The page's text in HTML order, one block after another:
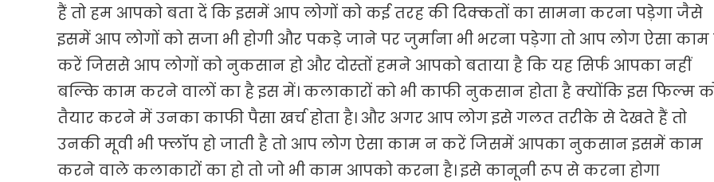
हैं तो हम आपको बता दें कि इसमें आप लोगों को कई तरह की दिक्कतों का सामना करना पड़ेगा जैसे
इसमें आप लोगों को सजा भी होगी और पकड़े जाने पर जुर्माना भी भरना पड़ेगा तो आप लोग ऐसा
करें जिससे आप लोगों को नुकसान हो और दोस्तों हमने आपको बताया है कि यह सिर्फ आपका नहीं
बल्कि काम करने वालों का है इस में। कलाकारों को भी काफी नुकसान होता है क्योंकि इस फिल्म
तैयार करने में उनका काफी पैसा खर्च होता है। और अगर आप लोग इसे गलत तरीके से देखते हैं तो
उनकी मूवी भी फ्लॉप हो जाती है तो आप लोग ऐसा काम न करें जिसमें आपका नुकसान इसमें काम
करने वाले कलाकारों का हो तो जो भी काम आपको करना है। इसे कानूनी रूप से करना होगा